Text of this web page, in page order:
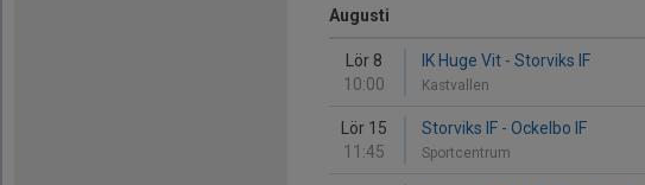
Augusti
Lör 8
10:00
IK Huge Vit - Storviks IF
Kastvallen
Lör 15
11:45
Storviks IF - Ockelbo IF
Sportcentrum